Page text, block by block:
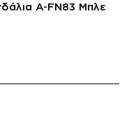
A-FN83 Μπλε